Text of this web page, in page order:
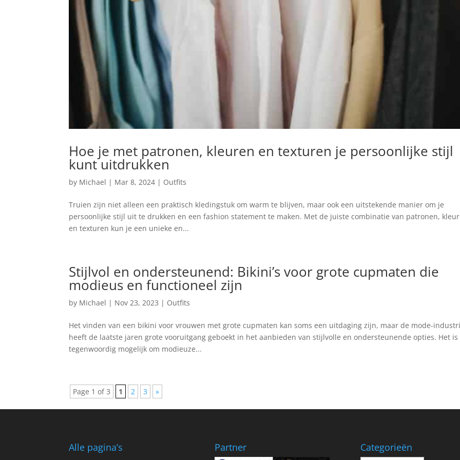
Hoe je met patronen, kleuren en texturen je persoonlijke stijl
kunt uitdrukken
by Michael | Mar 8, 2024 | Outfits
Truien zijn niet alleen een praktisch kledingstuk om warm te blijven, maar ook een uitstekende manier om je
persoonlijke stijl uit te drukken en een fashion statement te maken. Met de juiste combinatie van patronen,
en texturen kun je een unieke en...
Stijlvol en ondersteunend: Bikini’s voor grote cupmaten die
modieus en functioneel zijn
by Michael | Nov 23, 2023 | Outfits
Het vinden van een bikini voor vrouwen met grote cupmaten kan soms een uitdaging zijn, maar de mode-
heeft de laatste jaren grote vooruitgang geboekt in het aanbieden van stijlvolle en ondersteunende opties. Het is
tegenwoordig mogelijk om modieuze...
Page 1 of 3 1 2 3 »
Alle pagina’s Partner Categorieën